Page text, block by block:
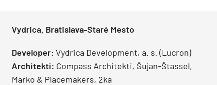
Vydrica, Bratislava-Staré Mesto
Developer: Vydrica Development, a. s. (Lucron)
Architekti: Compass Architekti, Šujan-Štassel,
Marko & Placemakers, 2ka